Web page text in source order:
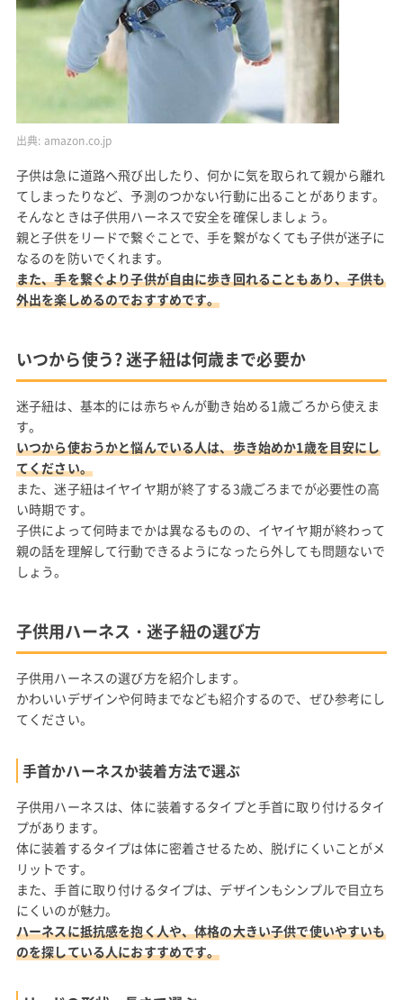
出典: amazon.co.jp
子供は急に道路へ飛び出したり、何かに気を取られて親から離れ
てしまったりなど、予測のつかない行動に出ることがあります。
そんなときは子供用ハーネスで安全を確保しましょう。
親と子供をリードで繋ぐことで、手を繋がなくても子供が迷子に
なるのを防いでくれます。
また、手を繋ぐより子供が自由に歩き回れることもあり、子供も
外出を楽しめるのでおすすめです。
いつから使う? 迷子紐は何歳まで必要か
迷子紐は、基本的には赤ちゃんが動き始める1歳ごろから使えま
す。
いつから使おうかと悩んでいる人は、歩き始めか1歳を目安にし
てください。
また、迷子紐はイヤイヤ期が終了する3歳ごろまでが必要性の高
い時期です。
子供によって何時までかは異なるものの、イヤイヤ期が終わって
親の話を理解して行動できるようになったら外しても問題ないで
しょう。
子供用ハーネス・迷子紐の選び方
子供用ハーネスの選び方を紹介します。
かわいいデザインや何時までなども紹介するので、ぜひ参考にし
てください。
手首かハーネスか装着方法で選ぶ
子供用ハーネスは、体に装着するタイプと手首に取り付けるタイ
プがあります。
体に装着するタイプは体に密着させるため、脱げにくいことがメ
リットです。
また、手首に取り付けるタイプは、デザインもシンプルで目立ち
にくいのが魅力。
ハーネスに抵抗感を抱く人や、体格の大きい子供で使いやすいも
のを探している人におすすめです。